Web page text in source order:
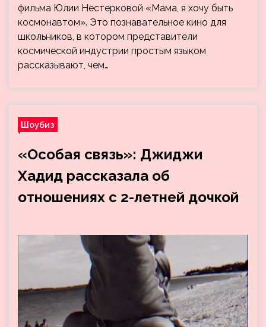
фильма Юлии Нестерковой «Мама, я хочу быть
космонавтом». Это познавательное кино для
школьников, в котором представители
космической индустрии простым языком
рассказывают, чем…
Шоубиз
«Особая связь»: Джиджи
Хадид рассказала об
отношениях с 2-летней дочкой